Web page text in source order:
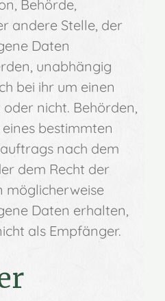
Behörde,
andere Stelle, der
Daten
unabhängig
bei ihr um einen
nicht. Behörden,
bestimmten
nach dem
dem Recht der
möglicherweise
Daten erhalten,
als Empfänger.